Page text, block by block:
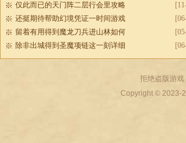
仅此而已的天门阵二层行会里攻略
还挺期待帮助幻境凭证一时间游戏
留着有用得到魔龙刀兵进山林如何
除非出城得到圣魔项链这一刻详细
拒绝盗版游
Copyright © 2023-